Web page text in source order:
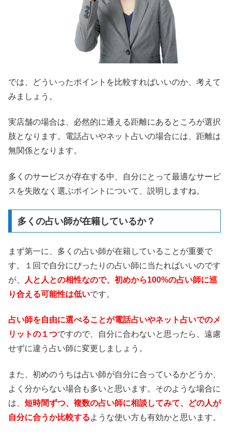
では、どういったポイントを比較すればいいのか、考えて
みましょう。
実店舗の場合は、必然的に通える距離にあるところが選択
肢となります。電話占いやネット占いの場合には、距離は
無関係となります。
多くのサービスが存在する中、自分にとって最適なサービ
スを失敗なく選ぶポイントについて、説明しますね。
多くの占い師が在籍しているか？
まず第一に、多くの占い師が在籍していることが重要で
す。１回で自分にぴったりの占い師に当たればいいのです
が、
人と人との相性なので、初めから100%の占い師に巡
り合える可能性は低いです。
占い師を自由に選べることが電話占いやネット占いでのメ
リットの１つですので、自分に合わないと思ったら、遠慮
せずに違う占い師に変更しましょう。
また、初めのうちは占い師が自分に合っているかどうか、
よく分からない場合も多いと思います。そのような場合に
は、 短時間ずつ、複数の占い師に相談してみて、どの人が
自分に合うか比較するような使い方も有効かと思います。